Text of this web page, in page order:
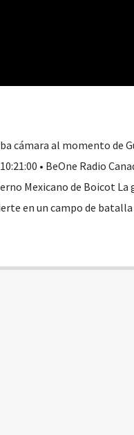
cámara al momento de
• BeOne Radio
Mexicano de Boicot
en un campo de